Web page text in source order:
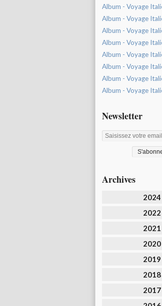
Album - Voyage
Album - Voyage
Album - Voyage
Album - Voyage
Album - Voyage
Album - Voyage
Album - Voyage
Album - Voyage
Newsletter
Archives
2024
2022
2021
2020
2019
2018
2017